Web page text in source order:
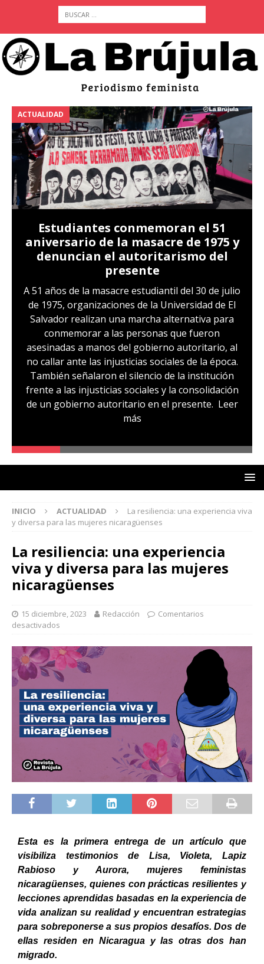
ACTUALIDAD
Estudiantes conmemoran el 51
aniversario de la masacre de 1975 y
denuncian el autoritarismo del
presente
A 51 años de la masacre estudiantil del 30 de julio
de 1975, organizaciones de la Universidad de El
Salvador realizan una marcha alternativa para
conmemorar a las personas que fueron
asesinadas a manos del gobierno autoritario, al
no callar ante las injusticias sociales de la época.
También señalaron el silencio de la institución
frente a las injusticias sociales y la consolidación
de un gobierno autoritario en el presente. Leer
más
INICIO ACTUALIDAD
La resiliencia: una experiencia viva
y diversa para las mujeres nicaragüenses
La resiliencia: una experiencia
viva y diversa para las mujeres
nicaragüenses
15 diciembre, 2023 Redacción
Comentarios
desactivados
Esta es la primera entrega de un artículo que
visibiliza testimonios de Lisa, Violeta, Lapiz
Rabioso y Aurora, mujeres feministas
nicaragüenses, quienescon prácticas resilientes y
lecciones aprendidas basadas en la experiencia de
vida analizan su realidad y encuentran estrategias
para sobreponerse a sus propios desafíos. Dos de
ellas residen en Nicaragua y las otras dos han
migrado.